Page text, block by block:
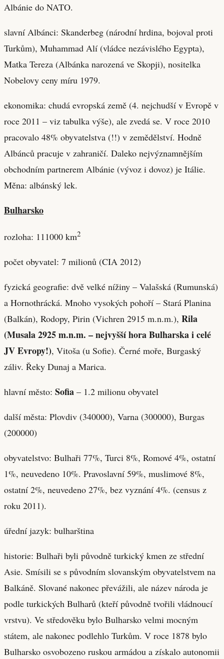
Albánie do NATO.
slavní Albánci: Skanderbeg (národní hrdina, bojoval proti
Turkům), Muhammad Alí (vládce nezávislého Egypta),
Matka Tereza (Albánka narozená ve Skopji), nositelka
Nobelovy ceny míru 1979.
ekonomika: chudá evropská země (4. nejchudší v Evropě v
roce 2011 – viz tabulka výše), ale zvedá se. V roce 2010
pracovalo 48% obyvatelstva (!!) v zemědělství. Hodně
Albánců pracuje v zahraničí. Daleko nejvýznamnějším
obchodním partnerem Albánie (vývoz i dovoz) je Itálie.
Měna: albánský lek.
Bulharsko
rozloha: 111000 km2
počet obyvatel: 7 milionů (CIA 2012)
fyzická geografie: dvě velké nížiny – Valašská (Rumunská)
a Hornothrácká. Mnoho vysokých pohoří – Stará Planina
(Balkán), Rodopy, Pirin (Vichren 2915 m.n.m.), Rila
(Musala 2925 m.n.m. – nejvyšší hora Bulharska i celé
JV Evropy!), Vitoša (u Sofie). Černé moře, Burgaský
záliv. Řeky Dunaj a Marica.
hlavní město: Sofia – 1.2 milionu obyvatel
další města: Plovdiv (340000), Varna (300000), Burgas
(200000)
obyvatelstvo: Bulhaři 77%, Turci 8%, Romové 4%, ostatní
1%, neuvedeno 10%. Pravoslavní 59%, muslimové 8%,
ostatní 2%, neuvedeno 27%, bez vyznání 4%. (census z
roku 2011).
úřední jazyk: bulharština
historie: Bulhaři byli původně turkický kmen ze střední
Asie. Smísili se s původním slovanským obyvatelstvem na
Balkáně. Slované nakonec převážili, ale název národa je
podle turkických Bulharů (kteří původně tvořili vládnoucí
vrstvu). Ve středověku bylo Bulharsko velmi mocným
státem, ale nakonec podlehlo Turkům. V roce 1878 bylo
Bulharsko osvobozeno ruskou armádou a získalo autonomii